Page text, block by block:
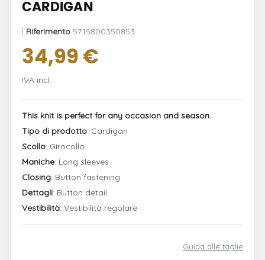
CARDIGAN
Riferimento 5715800350853
34,99 €
IVA incl.
This knit is perfect for any occasion and season.
Tipo di prodotto: Cardigan
Scollo: Girocollo
Maniche: Long sleeves
Closing: Button fastening
Dettagli: Button detail
Vestibilità: Vestibilità regolare
Guida alle taglie